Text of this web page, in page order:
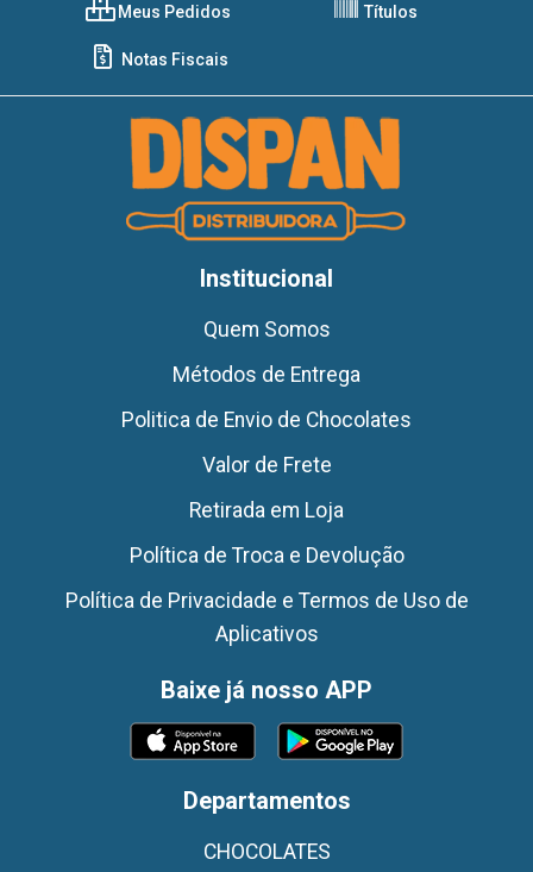
Meus Pedidos Títulos
Notas Fiscais
Institucional
Quem Somos
Métodos de Entrega
Politica de Envio de Chocolates
Valor de Frete
Retirada em Loja
Política de Troca e Devolução
Política de Privacidade e Termos de Uso de
Aplicativos
Baixe já nosso APP
Departamentos
CHOCOLATES